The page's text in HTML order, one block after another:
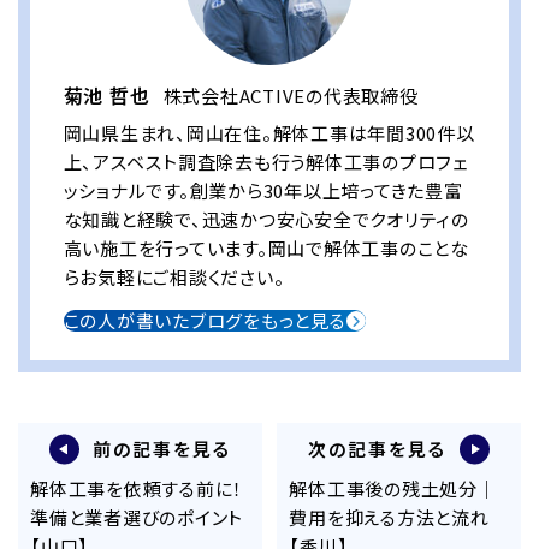
菊池 哲也 株式会社ACTIVEの代表取締役
岡山県生まれ、岡山在住。解体工事は年間300件以
上、アスベスト調査除去も行う解体工事のプロフェ
ッショナルです。創業から30年以上培ってきた豊富
な知識と経験で、迅速かつ安心安全でクオリティの
高い施工を行っています。岡山で解体工事のことな
らお気軽にご相談ください。
この人が書いたブログをもっと見る
前の記事を見る
解体工事を依頼する前に！
準備と業者選びのポイント
次の記事を見る
解体工事後の残土処分｜
費用を抑える方法と流れ